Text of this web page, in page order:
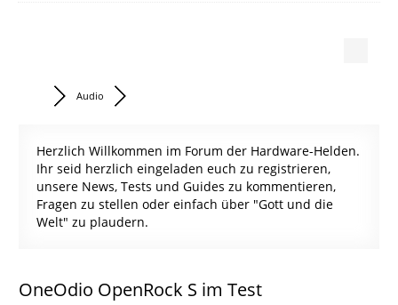
Audio
Herzlich Willkommen im Forum der Hardware-Helden.
Ihr seid herzlich eingeladen euch zu registrieren,
unsere News, Tests und Guides zu kommentieren,
Fragen zu stellen oder einfach über "Gott und die
Welt" zu plaudern.
OneOdio OpenRock S im Test